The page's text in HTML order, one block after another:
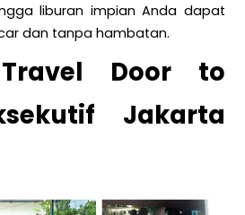
liburan impian Anda dapat
dan tanpa hambatan.
Door to
Jakarta